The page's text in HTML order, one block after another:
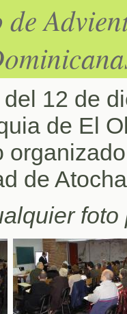
12 de
de El
de